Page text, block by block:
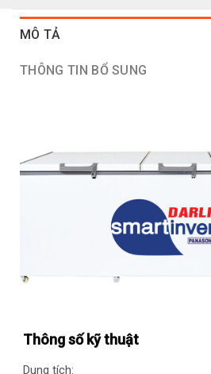
MÔ TẢ
THÔNG TIN BỔ SUNG
Thông số kỹ thuật
Dung tích: